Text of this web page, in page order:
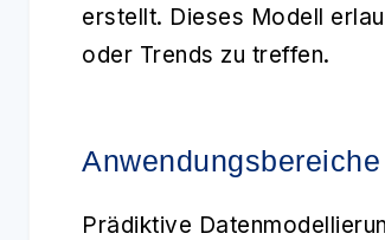
erstellt. Dieses Modell
oder Trends zu treffen.
Prädiktive